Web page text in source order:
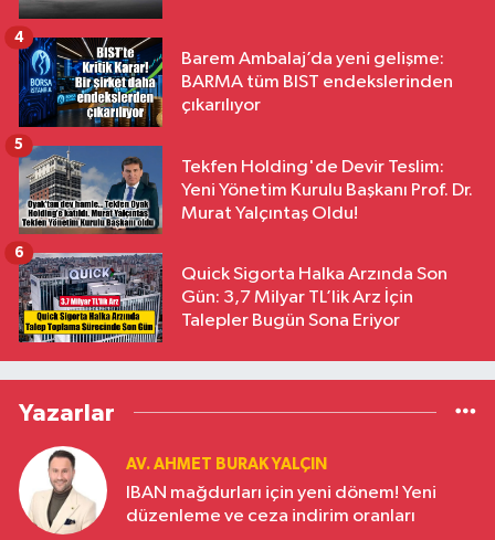
Barem Ambalaj’da yeni gelişme:
BARMA tüm BIST endekslerinden
çıkarılıyor
4
Tekfen Holding'de Devir Teslim:
Yeni Yönetim Kurulu Başkanı Prof. Dr.
Murat Yalçıntaş Oldu!
5
Quick Sigorta Halka Arzında Son
Gün: 3,7 Milyar TL’lik Arz İçin
Talepler Bugün Sona Eriyor
6
Yazarlar
AV. AHMET BURAK YALÇIN
IBAN mağdurları için yeni dönem! Yeni
düzenleme ve ceza indirim oranları